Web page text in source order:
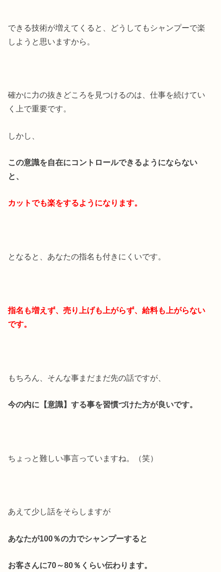
できる技術が増えてくると、どうしてもシャンプーで楽
しようと思いますから。
確かに力の抜きどころを見つけるのは、仕事を続けてい
く上で重要です。
しかし、
この意識を自在にコントロールできるようにならない
と、
カットでも楽をするようになります。
となると、あなたの指名も付きにくいです。
指名も増えず、売り上げも上がらず、給料も上がらない
です。
もちろん、そんな事まだまだ先の話ですが、
今の内に【意識】する事を習慣づけた方が良いです。
ちょっと難しい事言っていますね。（笑）
あえて少し話をそらしますが
あなたが100％の力でシャンプーすると
お客さんに70～80％くらい伝わります。